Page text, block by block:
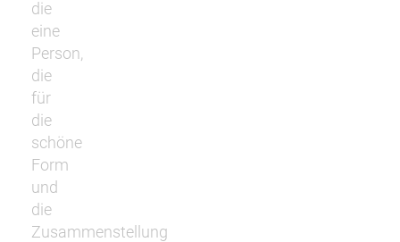
die
eine
Person,
die
für
die
schöne
Form
und
die
Zusammenstellung